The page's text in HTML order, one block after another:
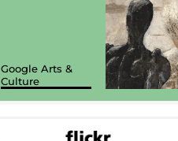
Google Arts &
Culture